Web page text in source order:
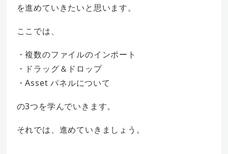
を進めていきたいと思います。
ここでは、
・複数のファイルのインポート
・ドラッグ＆ドロップ
・Asset パネルについて
の3つを学んでいきます。
それでは、進めていきましょう。